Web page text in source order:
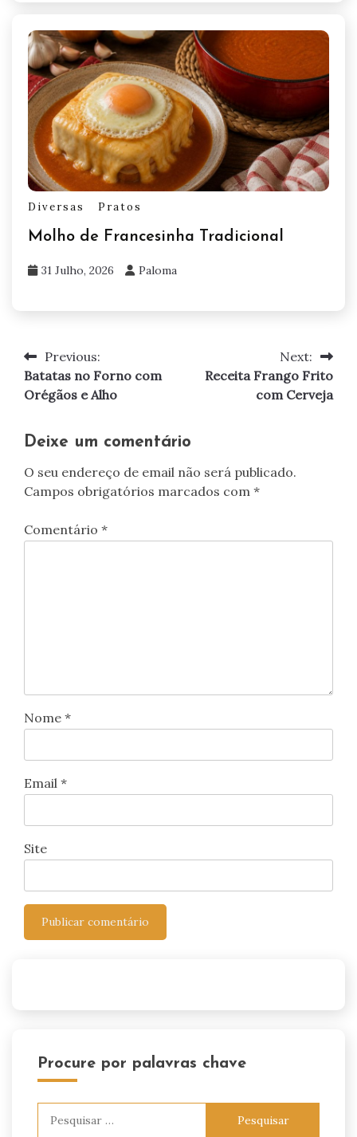
Diversas Pratos
Molho de Francesinha Tradicional
31 Julho, 2026 Paloma
Navegação
de
Previous:
Batatas no Forno com
Orégãos e Alho
Next:
Receita Frango Frito
com Cerveja
Deixe um comentário
O seu endereço de email não será publicado.
Campos obrigatórios marcados com *
Comentário *
Nome *
Email *
Site
Procure por palavras chave